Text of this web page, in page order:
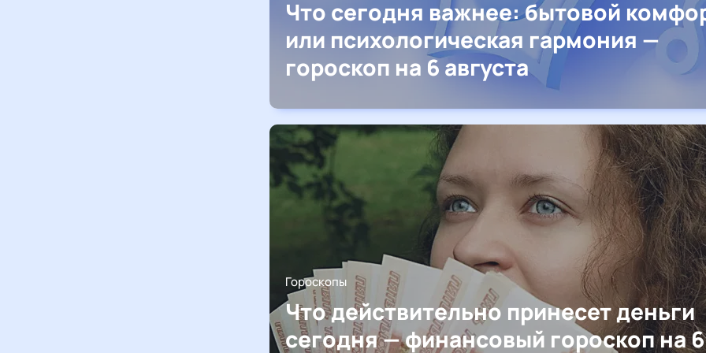
Что сегодня важнее: бытовой
или психологическая гармония —
гороскоп на 6 августа
Гороскопы
Что действительно принесет деньги
сегодня — финансовый гороскоп на 6